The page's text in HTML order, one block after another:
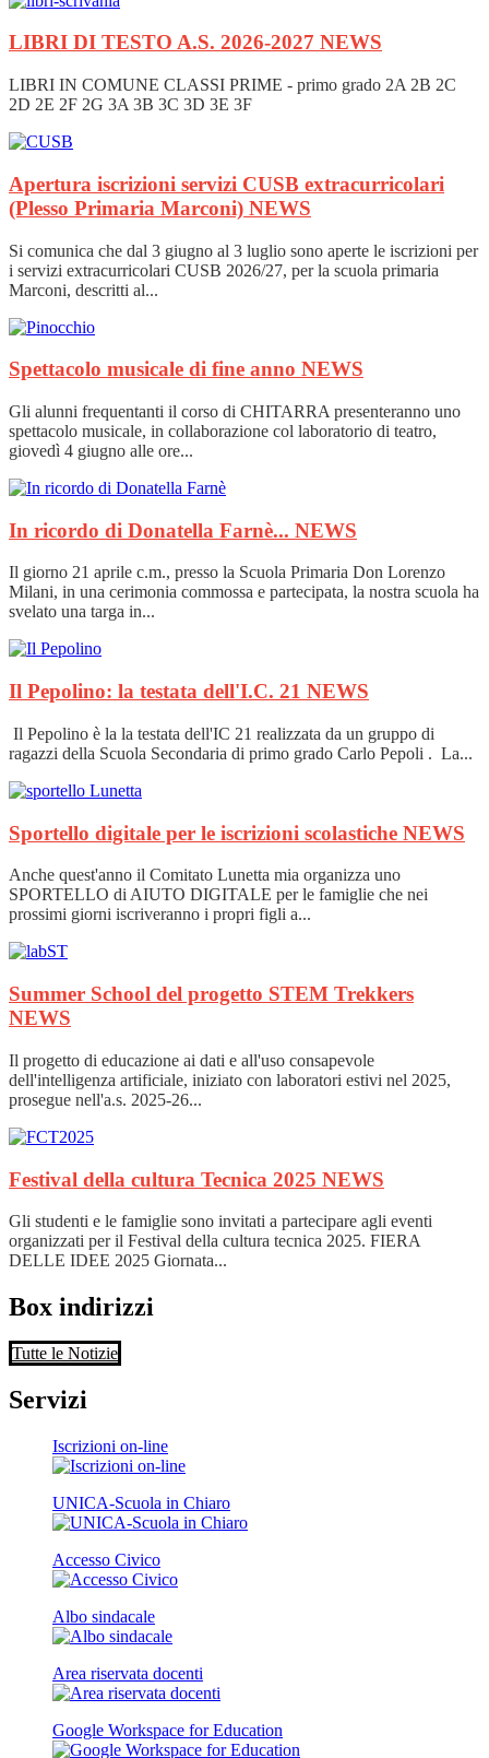
LIBRI DI TESTO A.S. 2026-2027 NEWS
LIBRI IN COMUNE CLASSI PRIME - primo grado 2A 2B 2C
2D 2E 2F 2G 3A 3B 3C 3D 3E 3F
Apertura iscrizioni servizi CUSB extracurricolari
(Plesso Primaria Marconi) NEWS
Si comunica che dal 3 giugno al 3 luglio sono aperte le iscrizioni per
i servizi extracurricolari CUSB 2026/27, per la scuola primaria
Marconi, descritti al...
Spettacolo musicale di fine anno NEWS
Gli alunni frequentanti il corso di CHITARRA presenteranno uno
spettacolo musicale, in collaborazione col laboratorio di teatro,
giovedì 4 giugno alle ore...
In ricordo di Donatella Farnè... NEWS
Il giorno 21 aprile c.m., presso la Scuola Primaria Don Lorenzo
Milani, in una cerimonia commossa e partecipata, la nostra scuola ha
svelato una targa in...
Il Pepolino: la testata dell'I.C. 21 NEWS
Il Pepolino è la la testata dell'IC 21 realizzata da un gruppo di
ragazzi della Scuola Secondaria di primo grado Carlo Pepoli . La...
Sportello digitale per le iscrizioni scolastiche NEWS
Anche quest'anno il Comitato Lunetta mia organizza uno
SPORTELLO di AIUTO DIGITALE per le famiglie che nei
prossimi giorni iscriveranno i propri figli a...
Summer School del progetto STEM Trekkers
NEWS
Il progetto di educazione ai dati e all'uso consapevole
dell'intelligenza artificiale, iniziato con laboratori estivi nel 2025,
prosegue nell'a.s. 2025-26...
Festival della cultura Tecnica 2025 NEWS
Gli studenti e le famiglie sono invitati a partecipare agli eventi
organizzati per il Festival della cultura tecnica 2025. FIERA
DELLE IDEE 2025 Giornata...
Box indirizzi
Tutte le Notizie
Servizi
Iscrizioni on-line
UNICA-Scuola in Chiaro
Accesso Civico
Albo sindacale
Area riservata docenti
Google Workspace for Education